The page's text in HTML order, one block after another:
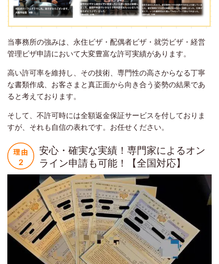
当事務所の強みは、永住ビザ・配偶者ビザ・就労ビザ・経営
管理ビザ申請において大変豊富な許可実績があります。
高い許可率を維持し、その技術、専門性の高さからなる丁寧
な書類作成、お客さまと真正面から向き合う姿勢の結果であ
ると考えております。
そして、不許可時には全額返金保証サービスを付しておりま
すが、それも自信の表れです。お任せください。
安心・確実な実績！専門家によるオン
ライン申請も可能！【全国対応】